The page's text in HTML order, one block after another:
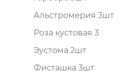
Альстромерия 3шт
Роза кустовая 3
Эустома 2шт
Фисташка 3шт